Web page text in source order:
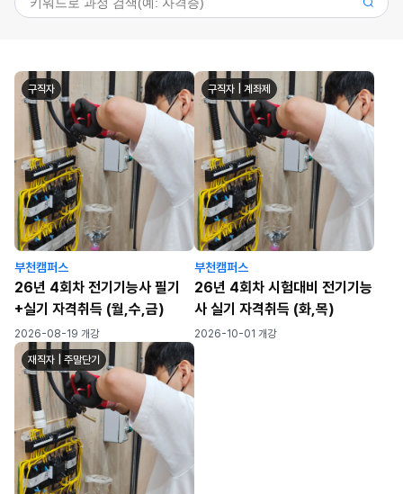
구직자
부천캠퍼스
26년 4회차 전기기능사 필기
+실기 자격취득 (월,수,금)
2026-08-19 개강
구직자 | 계좌제
부천캠퍼스
26년 4회차 시험대비 전기기능
사 실기 자격취득 (화,목)
2026-10-01 개강
재직자 | 주말단기